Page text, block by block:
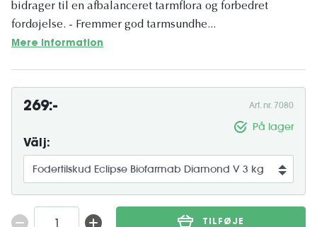
bidrager til en afbalanceret tarmflora og forbedret
fordøjelse. - Fremmer god tarmsundhe...
Mere information
269:- Art. nr. 7080
På lager
Välj:
TILFØJE